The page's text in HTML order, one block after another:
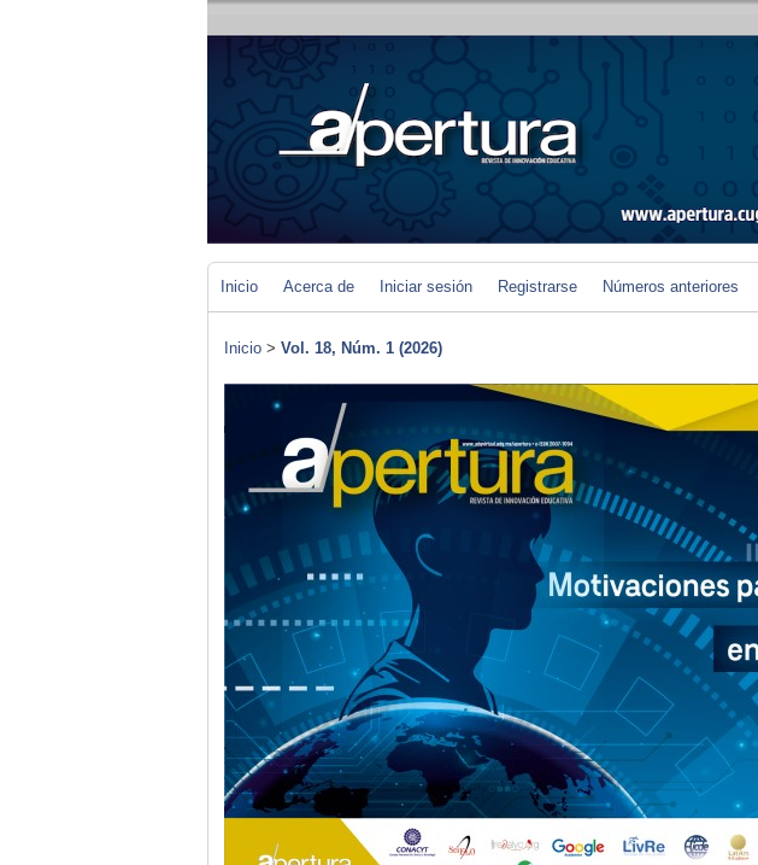
Inicio Acerca de Iniciar sesión Registrarse Números anteriores
Inicio > Vol. 18, Núm. 1 (2026)